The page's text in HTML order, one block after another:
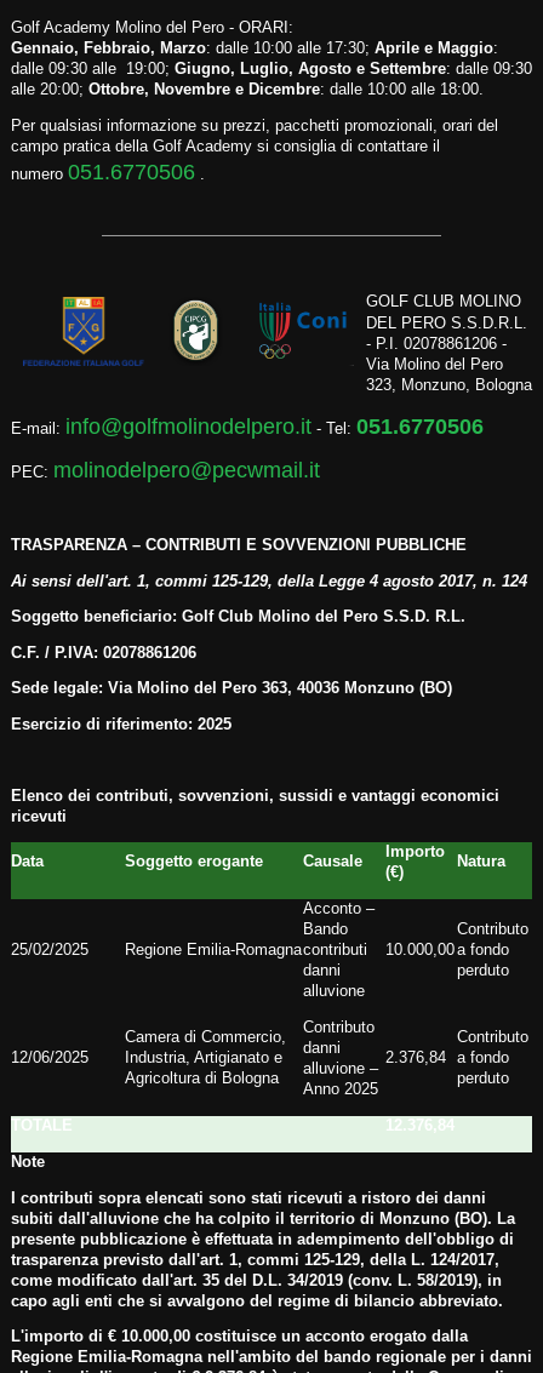
Golf Academy Molino del Pero - ORARI:
Gennaio, Febbraio, Marzo: dalle 10:00 alle 17:30; Aprile e Maggio:
dalle 09:30 alle 19:00; Giugno, Luglio, Agosto e Settembre: dalle 09:30
alle 20:00; Ottobre, Novembre e Dicembre: dalle 10:00 alle 18:00.
Per qualsiasi informazione su prezzi, pacchetti promozionali, orari del
campo pratica della Golf Academy si consiglia di contattare il
numero 051.6770506 .
GOLF CLUB MOLINO
DEL PERO S.S.D.R.L.
- P.I. 02078861206 -
Via Molino del Pero
323, Monzuno, Bologna
E-mail: info@golfmolinodelpero.it- Tel: 051.6770506
PEC: molinodelpero@pecwmail.it
TRASPARENZA – CONTRIBUTI E SOVVENZIONI PUBBLICHE
Ai sensi dell'art. 1, commi 125-129, della Legge 4 agosto 2017, n. 124
Soggetto beneficiario: Golf Club Molino del Pero S.S.D. R.L.
C.F. / P.IVA: 02078861206
Sede legale: Via Molino del Pero 363, 40036 Monzuno (BO)
Esercizio di riferimento: 2025
Elenco dei contributi, sovvenzioni, sussidi e vantaggi economici
ricevuti
Data Soggetto erogante Causale
Importo
(€)
Natura
25/02/2025 Regione Emilia-Romagna
Acconto –
Bando
contributi
danni
alluvione
10.000,00
Contributo
a fondo
perduto
12/06/2025
Camera di Commercio,
Industria, Artigianato e
Agricoltura di Bologna
Contributo
danni
alluvione –
Anno 2025
2.376,84
Contributo
a fondo
perduto
TOTALE 12.376,84
Note
I contributi sopra elencati sono stati ricevuti a ristoro dei danni
subiti dall'alluvione che ha colpito il territorio di Monzuno (BO). La
presente pubblicazione è effettuata in adempimento dell'obbligo di
trasparenza previsto dall'art. 1, commi 125-129, della L. 124/2017,
come modificato dall'art. 35 del D.L. 34/2019 (conv. L. 58/2019), in
capo agli enti che si avvalgono del regime di bilancio abbreviato.
L'importo di € 10.000,00 costituisce un acconto erogato dalla
Regione Emilia-Romagna nell'ambito del bando regionale per i danni